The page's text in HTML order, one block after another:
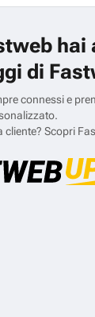
di
connessi e
cliente? Scopri